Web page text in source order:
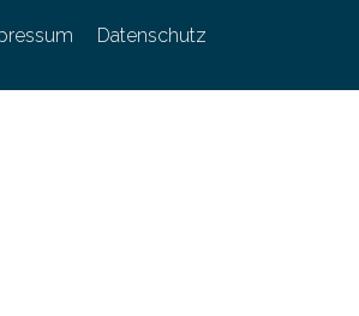
Datenschutz